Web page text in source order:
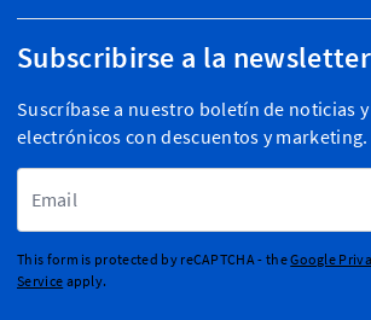
Subscribirse a la newsletter
Suscríbase a nuestro boletín de noticias
electrónicos con descuentos y marketing.
This form is protected by reCAPTCHA - theGoogle
Service apply.